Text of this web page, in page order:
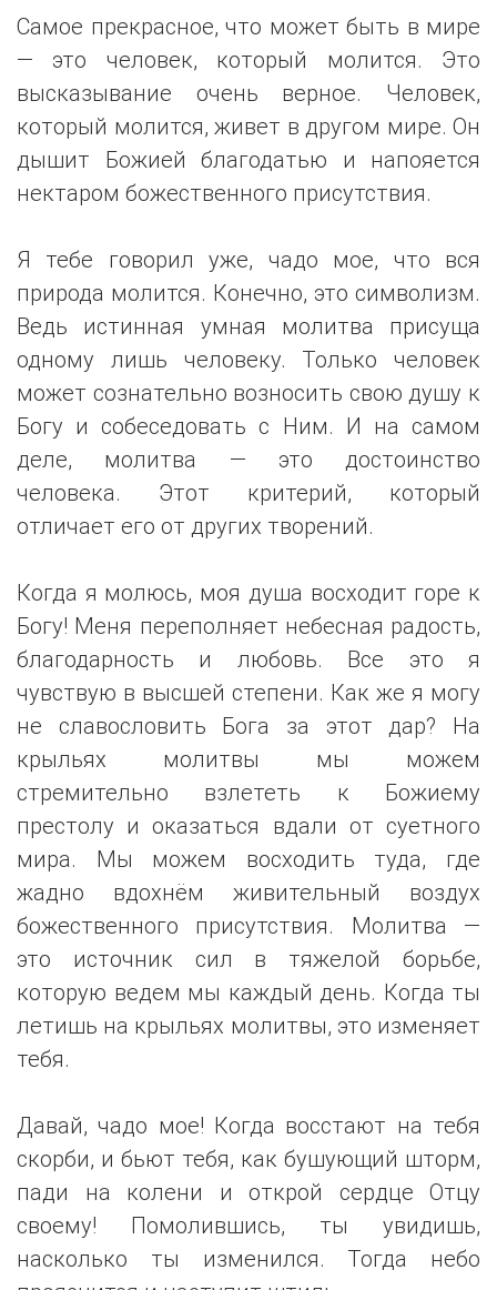
Самое прекрасное, что может быть в мире
— это человек, который молится. Это
высказывание очень верное. Человек,
который молится, живет в другом мире. Он
дышит Божией благодатью и напояется
нектаром божественного присутствия.
Я тебе говорил уже, чадо мое, что вся
природа молится. Конечно, это символизм.
Ведь истинная умная молитва присуща
одному лишь человеку. Только человек
может сознательно возносить свою душу к
Богу и собеседовать с Ним. И на самом
деле, молитва — это достоинство
человека. Этот критерий, который
отличает его от других творений.
Когда я молюсь, моя душа восходит горе к
Богу! Меня переполняет небесная радость,
благодарность и любовь. Все это я
чувствую в высшей степени. Как же я могу
не славословить Бога за этот дар? На
крыльях молитвы мы можем
стремительно взлететь к Божиему
престолу и оказаться вдали от суетного
мира. Мы можем восходить туда, где
жадно вдохнём живительный воздух
божественного присутствия. Молитва —
это источник сил в тяжелой борьбе,
которую ведем мы каждый день. Когда ты
летишь на крыльях молитвы, это изменяет
тебя.
Давай, чадо мое! Когда восстают на тебя
скорби, и бьют тебя, как бушующий шторм,
пади на колени и открой сердце Отцу
своему! Помолившись, ты увидишь,
насколько ты изменился. Тогда небо